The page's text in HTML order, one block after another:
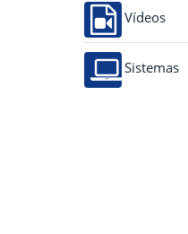
Vídeos
Sistemas